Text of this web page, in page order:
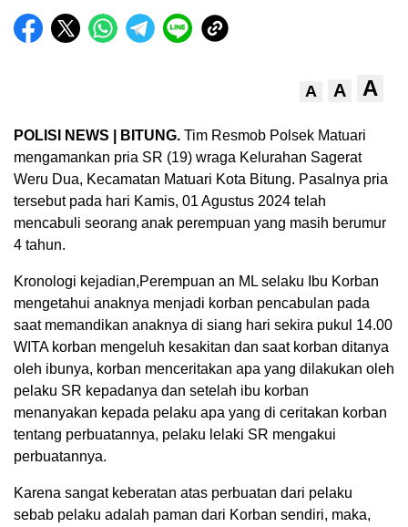
A A A
POLISI NEWS | BITUNG. Tim Resmob Polsek Matuari
mengamankan pria SR (19) wraga Kelurahan Sagerat
Weru Dua, Kecamatan Matuari Kota Bitung. Pasalnya pria
tersebut pada hari Kamis, 01 Agustus 2024 telah
mencabuli seorang anak perempuan yang masih berumur
4 tahun.
Kronologi kejadian,Perempuan an ML selaku Ibu Korban
mengetahui anaknya menjadi korban pencabulan pada
saat memandikan anaknya di siang hari sekira pukul 14.00
WITA korban mengeluh kesakitan dan saat korban ditanya
oleh ibunya, korban menceritakan apa yang dilakukan oleh
pelaku SR kepadanya dan setelah ibu korban
menanyakan kepada pelaku apa yang di ceritakan korban
tentang perbuatannya, pelaku lelaki SR mengakui
perbuatannya.
Karena sangat keberatan atas perbuatan dari pelaku
sebab pelaku adalah paman dari Korban sendiri, maka,